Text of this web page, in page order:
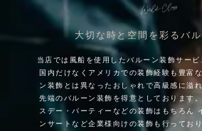
大切な時と空間を彩るバ
当店では風船を使用したバルーン装飾サービ
国内だけなくアメリカでの装飾経験も豊富
ン装飾とは異なったおしゃれで高級感に溢
先端のバルーン装飾を得意としております。
スデー・パーティーなどの装飾はもちろん
ンサートなど企業様向けの装飾も行っており